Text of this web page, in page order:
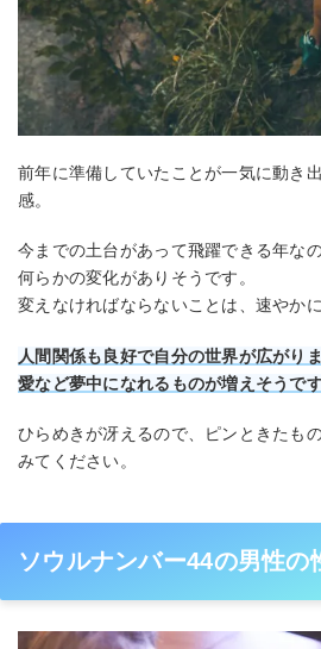
前年に準備していたことが一気に動き
感。
今までの土台があって飛躍できる年な
何らかの変化がありそうです。
変えなければならないことは、速やか
人間関係も良好で自分の世界が広がり
愛など夢中になれるものが増えそうです
ひらめきが冴えるので、ピンときたも
みてください。
ソウルナンバー44の男性の